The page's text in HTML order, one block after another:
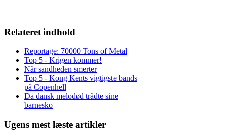
Relateret indhold
Reportage: 70000 Tons of Metal
Top 5 - Krigen kommer!
Når sandheden smerter
Top 5 - Kong Kents vigtigste bands
på Copenhell
Da dansk melodød trådte sine
barnesko
Ugens mest læste artikler